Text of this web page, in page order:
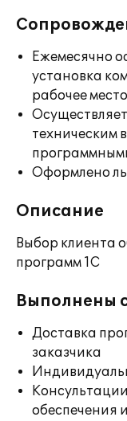
Ежемесячно
установка
рабочее
техническим
Оформлено
Описание
Выбор клиента
программ 1С
Выполнены
Доставка
заказчика
обеспечения